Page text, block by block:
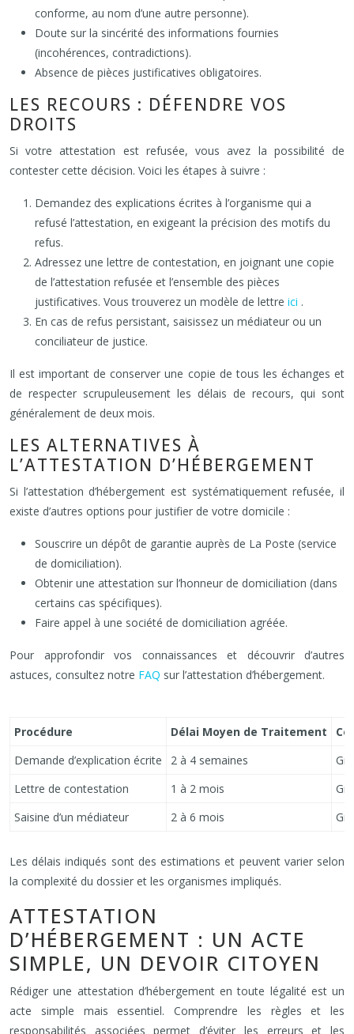
conforme, au nom d’une autre personne).
Doute sur la sincérité des informations fournies
(incohérences, contradictions).
Absence de pièces justificatives obligatoires.
LES RECOURS : DÉFENDRE VOS
DROITS
Si votre attestation est refusée, vous avez la possibilité de
contester cette décision. Voici les étapes à suivre :
Demandez des explications écrites à l’organisme qui a
refusé l’attestation, en exigeant la précision des motifs du
refus.
Adressez une lettre de contestation, en joignant une copie
de l’attestation refusée et l’ensemble des pièces
justificatives. Vous trouverez un modèle de lettre ici .
En cas de refus persistant, saisissez un médiateur ou un
conciliateur de justice.
Il est important de conserver une copie de tous les échanges et
de respecter scrupuleusement les délais de recours, qui sont
généralement de deux mois.
LES ALTERNATIVES À
L’ATTESTATION D’HÉBERGEMENT
Si l’attestation d’hébergement est systématiquement refusée, il
existe d’autres options pour justifier de votre domicile :
Souscrire un dépôt de garantie auprès de La Poste (service
de domiciliation).
Obtenir une attestation sur l’honneur de domiciliation (dans
certains cas spécifiques).
Faire appel à une société de domiciliation agréée.
Pour approfondir vos connaissances et découvrir d’autres
astuces, consultez notre FAQ sur l’attestation d’hébergement.
Procédure Délai Moyen de Traitement
Demande d’explication écrite
2 à 4 semaines
Lettre de contestation
1 à 2 mois
Saisine d’un médiateur
2 à 6 mois
Les délais indiqués sont des estimations et peuvent varier selon
la complexité du dossier et les organismes impliqués.
ATTESTATION
D’HÉBERGEMENT : UN ACTE
SIMPLE, UN DEVOIR CITOYEN
Rédiger une attestation d’hébergement en toute légalité est un
acte simple mais essentiel. Comprendre les règles et les
responsabilités associées permet d’éviter les erreurs et les